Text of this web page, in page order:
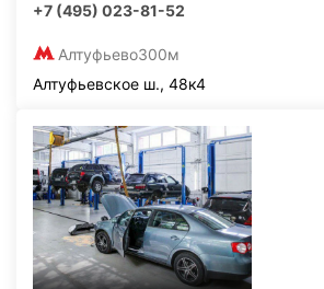
+7 (495) 023-81-52
Алтуфьево300м
Алтуфьевское ш., 48к4